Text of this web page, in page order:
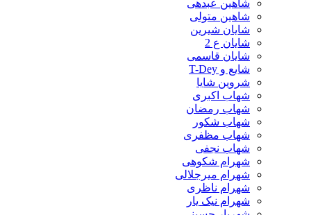
شاهین عبدهی
شاهین متولی
شایان شیرین
شایان ع 2
شایان قاسمی
شایع و T-Dey
شروین شایا
شهاب اکبری
شهاب رمضان
شهاب شکور
شهاب مظفری
شهاب نجفی
شهرام شکوهی
شهرام میرجلالی
شهرام ناظری
شهرام نیک یار